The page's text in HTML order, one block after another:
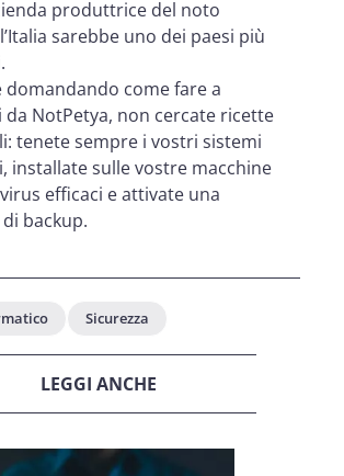
produttrice del noto
sarebbe uno dei paesi più
domandando come fare a
da NotPetya, non cercate ricette
tenete sempre i vostri sistemi
installate sulle vostre macchine
efficaci e attivate una
backup.
Sicurezza
LEGGI ANCHE